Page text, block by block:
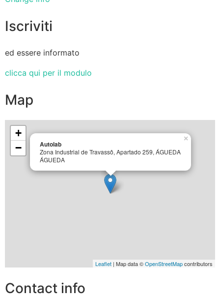
Iscriviti
ed essere informato
clicca qui per il modulo
Map
Autolab
Zona Industrial de Travassô, Apartado 259, ÁGUEDA
ÁGUEDA
×
+
−
Leaflet | Map data ©OpenStreetMapcontributors
Contact info